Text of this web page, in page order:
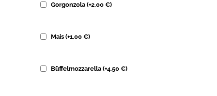
Gorgonzola (+2,00 €)
Mais (+1,00 €)
Büffelmozzarella (+4,50 €)